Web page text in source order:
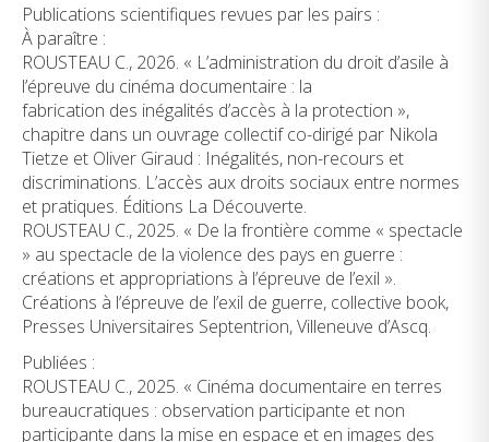
Publications scientifiques revues par les pairs :
À paraître :
ROUSTEAU C., 2026. « L’administration du droit d’asile à
l’épreuve du cinéma documentaire : la
fabrication des inégalités d’accès à la protection »,
chapitre dans un ouvrage collectif co-dirigé par Nikola
Tietze et Oliver Giraud : Inégalités, non-recours et
discriminations. L’accès aux droits sociaux entre normes
et pratiques. Éditions La Découverte.
ROUSTEAU C., 2025. « De la frontière comme « spectacle
» au spectacle de la violence des pays en guerre :
créations et appropriations à l’épreuve de l’exil ».
Créations à l’épreuve de l’exil de guerre, collective book,
Presses Universitaires Septentrion, Villeneuve d’Ascq.
Publiées :
ROUSTEAU C., 2025. « Cinéma documentaire en terres
bureaucratiques : observation participante et non
participante dans la mise en espace et en images des